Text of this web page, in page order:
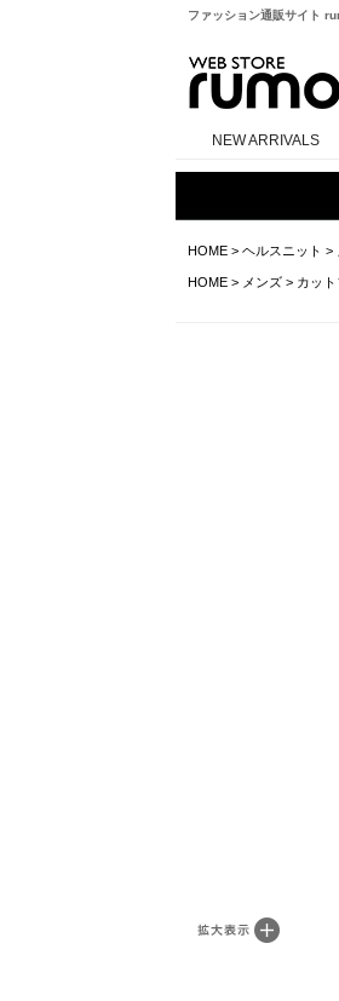
ファッション通販サイト
NEW ARRIVALS
HOME> ヘルスニット >
HOME> メンズ> カット